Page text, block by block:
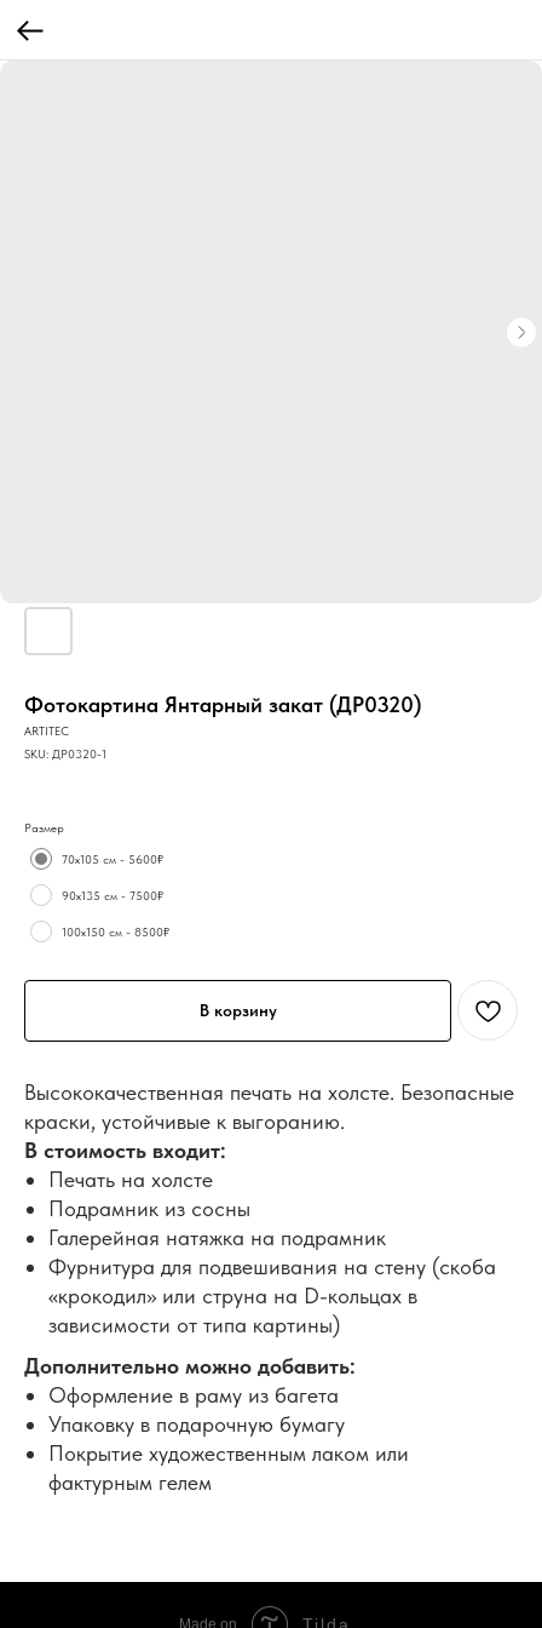
Фотокартина Янтарный закат (ДР0320)
ARTITEC
SKU: ДР0320-1
Размер
70х105 см - 5600₽
90х135 см - 7500₽
100х150 см - 8500₽
В корзину
Высококачественная печать на холсте. Безопасные
краски, устойчивые к выгоранию.
В стоимость входит:
Печать на холсте
Подрамник из сосны
Галерейная натяжка на подрамник
Фурнитура для подвешивания на стену (скоба
«крокодил» или струна на D-кольцах в
зависимости от типа картины)
Дополнительно можно добавить:
Оформление в раму из багета
Упаковку в подарочную бумагу
Покрытие художественным лаком или
фактурным гелем